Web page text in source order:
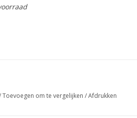
500 etiketten / rol
Toevoegen om te vergelijken /Afdrukken